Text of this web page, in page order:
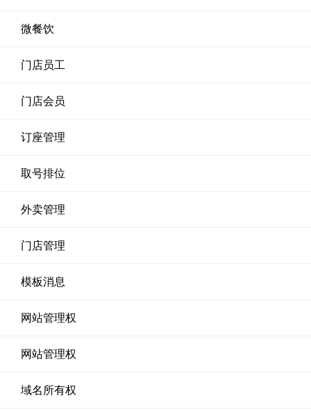
微餐饮
门店员工
门店会员
订座管理
取号排位
外卖管理
门店管理
模板消息
网站管理权
网站管理权
域名所有权